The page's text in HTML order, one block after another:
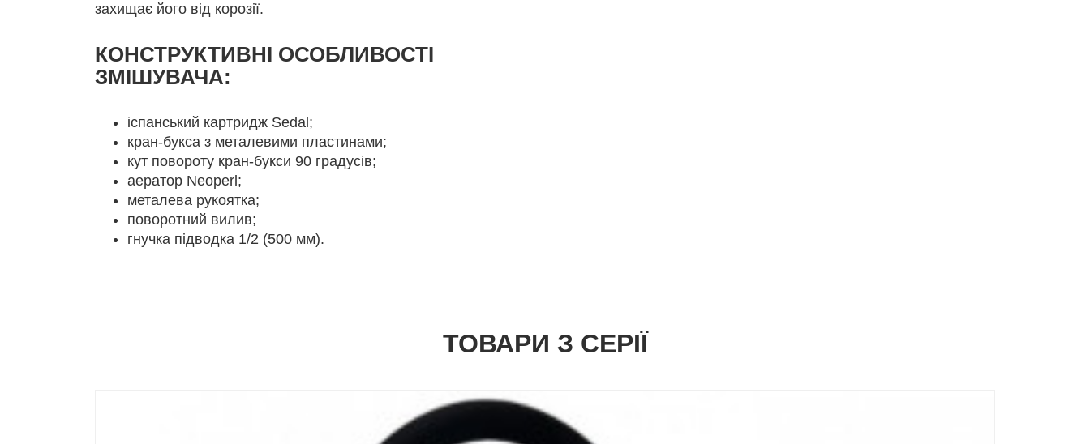
захищає його від корозії.
КОНСТРУКТИВНІ ОСОБЛИВОСТІ
ЗМIШУВАЧА:
іспанський картридж Sedal;
кран-букса з металевими пластинами;
кут повороту кран-букси 90 градусів;
аератор Neoperl;
металева рукоятка;
поворотний вилив;
гнучка підводка 1/2 (500 мм).
ТОВАРИ З СЕРІЇ